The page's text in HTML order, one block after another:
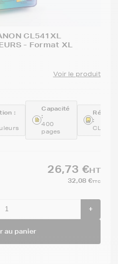
CL541XL
- Format XL
Voir le produit
:
Capacité
:
400
pages
:
26,73 €HT
32,08 €TTC
+
au panier